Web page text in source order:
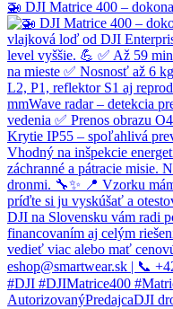
🚁 DJI Matrice 400 –